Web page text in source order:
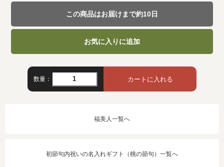
この商品はお届けまで約10日
お気に入りに追加
数量：
福美人一覧へ
初節句内祝いの名入れギフト（桃の節句）一覧へ